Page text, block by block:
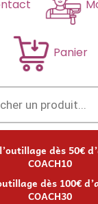
Panier
dès 50€
COACH10
dès 100€
COACH30